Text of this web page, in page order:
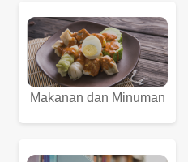
Makanan dan Minuman